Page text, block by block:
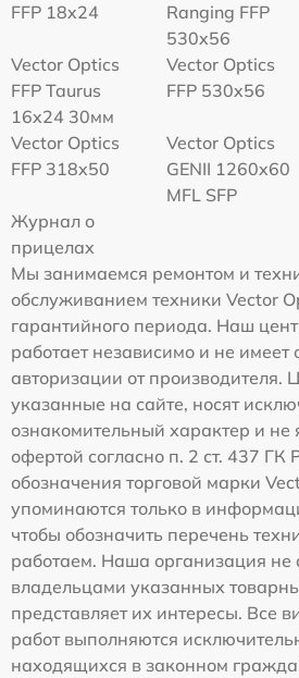
FFP 18x24
Ranging FFP
530x56
Vector Optics
FFP Taurus
16x24 30мм
Vector Optics
FFP 530x56
Vector Optics
FFP 318x50
Vector Optics
GENII 1260x60
MFL SFP
Журнал о
прицелах
Мы занимаемся ремонтом и
обслуживанием техники Vector
гарантийного периода. Наш
работает независимо и не
авторизации от производителя.
указанные на сайте, носят
ознакомительный характер и не
офертой согласно п. 2 ст. 437
обозначения торговой марки
упоминаются только в
чтобы обозначить перечень
работаем. Наша организация
владельцами указанных
представляет их интересы. Все
работ выполняются
находящихся в законном